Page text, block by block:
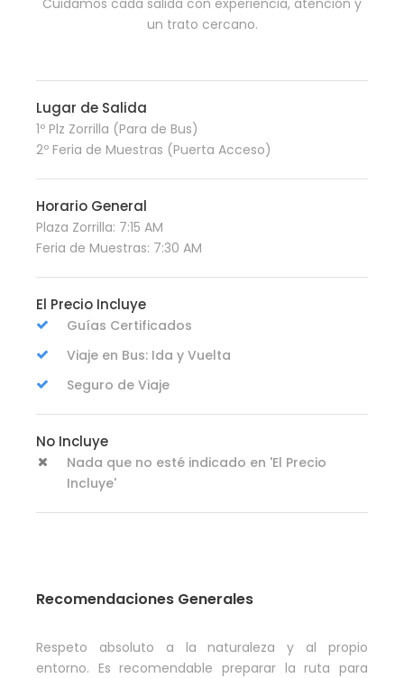
un trato cercano.
Lugar de Salida
1º Plz Zorrilla (Para de Bus)
2º Feria de Muestras (Puerta Acceso)
Horario General
Plaza Zorrilla: 7:15 AM
Feria de Muestras: 7:30 AM
El Precio Incluye
Guías Certificados
Viaje en Bus: Ida y Vuelta
Seguro de Viaje
No Incluye
Nada que no esté indicado en 'El Precio
Incluye'
Recomendaciones Generales
Respeto absoluto a la naturaleza y al propio
entorno. Es recomendable preparar la ruta para